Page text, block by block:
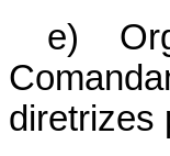
e)
diretrizes